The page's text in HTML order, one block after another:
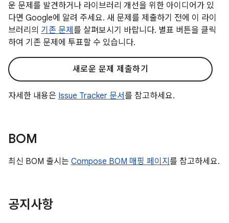
운 문제를 발견하거나 라이브러리 개선을 위한 아이디어가 있
다면 Google에 알려 주세요. 새 문제를 제출하기 전에 이 라이
브러리의 기존 문제 를 살펴보시기 바랍니다. 별표 버튼을 클릭
하여 기존 문제에 투표할 수 있습니다.
새로운 문제 제출하기
자세한 내용은 Issue Tracker 문서를 참고하세요.
BOM
최신 BOM 출시는 Compose BOM 매핑 페이지 를 참고하세요.
공지사항